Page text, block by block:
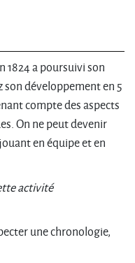
1824 a poursuivi son
son développement en 5
compte des aspects
On ne peut devenir
en équipe et en
activité
une chronologie,